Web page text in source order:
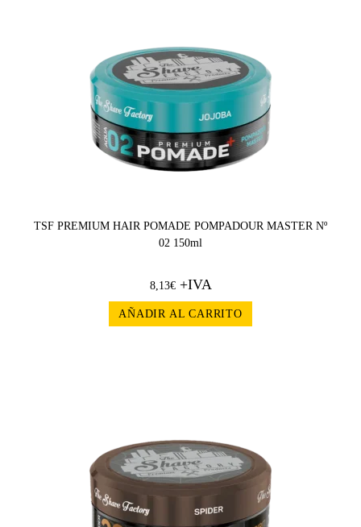
TSF PREMIUM HAIR POMADE POMPADOUR MASTER Nº
02 150ml
8,13€+IVA
AÑADIR AL CARRITO